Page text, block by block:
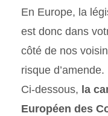
En Europe, la
est donc dans
côté de nos
risque d’amende.
Ci-dessous, la
Européen des